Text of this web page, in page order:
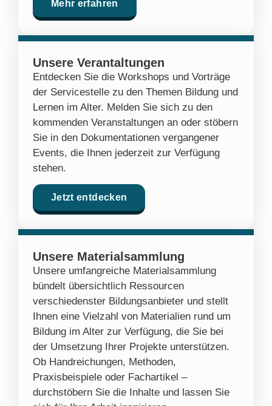
Mehr erfahren
Unsere Verantaltungen
Entdecken Sie die Workshops und Vorträge
der Servicestelle zu den Themen Bildung und
Lernen im Alter. Melden Sie sich zu den
kommenden Veranstaltungen an oder stöbern
Sie in den Dokumentationen vergangener
Events, die Ihnen jederzeit zur Verfügung
stehen.
Jetzt entdecken
Unsere Materialsammlung
Unsere umfangreiche Materialsammlung
bündelt übersichtlich Ressourcen
verschiedenster Bildungsanbieter und stellt
Ihnen eine Vielzahl von Materialien rund um
Bildung im Alter zur Verfügung, die Sie bei
der Umsetzung Ihrer Projekte unterstützen.
Ob Handreichungen, Methoden,
Praxisbeispiele oder Fachartikel –
durchstöbern Sie die Inhalte und lassen Sie